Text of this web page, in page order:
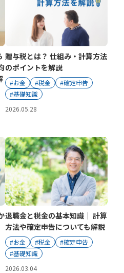
探す
の確認の取り組み
ン
トでかかる費用とは？
一覧
い
ビ
へ
の取り組み
／ソーシャルメディア
贈与税とは？ 仕組み・計算方法
のポイントを解説
#お金 #税金
#確定申告
#基礎知識
2026.05.28
退職金と税金の基本知識｜ 計算
方法や確定申告についても解説
#お金 #税金
#確定申告
#基礎知識
2026.03.04